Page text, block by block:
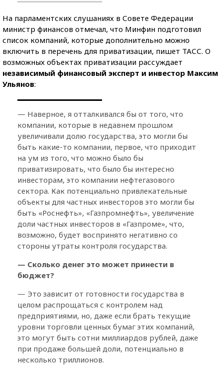
На парламентских слушаниях в Совете Федерации
министр финансов отмечал, что Минфин подготовил
список компаний, которые дополнительно можно
включить в перечень для приватизации, пишет ТАСС. О
возможных объектах приватизации рассуждает
независимый финансовый эксперт и инвестор Максим
Ульянов:
— Наверное, я отталкивался бы от того, что
компании, которые в недавнем прошлом
увеличивали долю государства, это могли бы
быть какие-то компании, первое, что приходит
на ум из того, что можно было бы
приватизировать, что было бы интересно
инвесторам, это компании нефтегазового
сектора. Как потенциально привлекательные
объекты для частных инвесторов это могли бы
быть «Роснефть», «Газпромнефть», увеличение
доли частных инвесторов в «Газпроме», что,
возможно, будет воспринято негативно со
стороны утраты контроля государства.
— Сколько денег это может принести в
бюджет?
— Это зависит от готовности государства в
целом распрощаться с контролем над
предприятиями, но, даже если брать текущие
уровни торговли ценных бумаг этих компаний,
это могут быть сотни миллиардов рублей, даже
при продаже большей доли, потенциально в
несколько триллионов.